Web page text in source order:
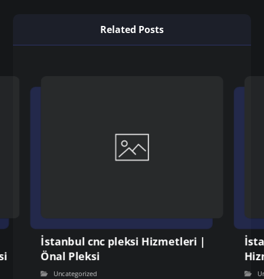
Related Posts
İstanbul cnc pleksi Hizmetleri |
Önal Pleksi
Uncategorized